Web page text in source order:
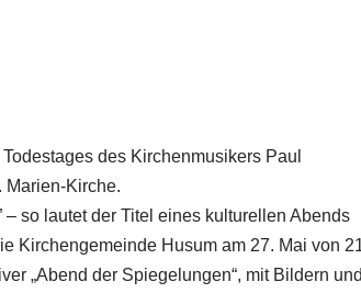
des Kirchenmusikers Paul
Marien-Kirche.
so lautet der Titel eines kulturellen Abends
Kirchengemeinde Husum am 27. Mai von
„Abend der Spiegelungen“, mit Bildern und